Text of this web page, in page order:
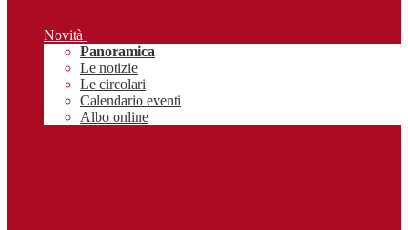
Novità
Panoramica
Le notizie
Le circolari
Calendario eventi
Albo online